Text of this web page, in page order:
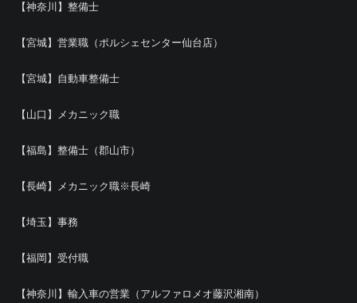
【神奈川】整備士
【宮城】営業職（ポルシェセンター仙台店）
【宮城】自動車整備士
【山口】メカニック職
【福島】整備士（郡山市）
【長崎】メカニック職※長崎
【埼玉】事務
【福岡】受付職
【神奈川】輸入車の営業（アルファロメオ藤沢湘南）